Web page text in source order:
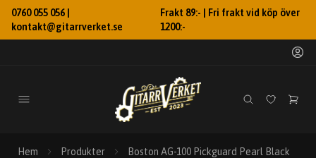
0760 055 056 |
kontakt@gitarrverket.se
Frakt 89:- | Fri frakt vid köp över
1200:-
Hem Produkter Boston AG-100 Pickguard Pearl Black